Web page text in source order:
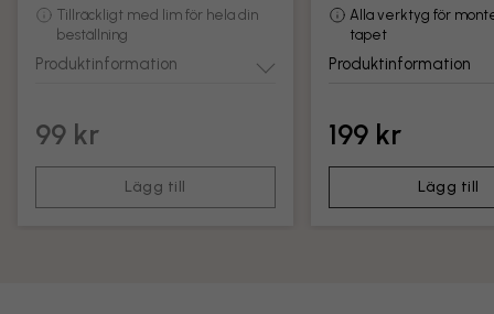
Tillräckligt med lim för hela din
beställning
Produktinformation
99 kr
Lägg till
Alla verktyg för
tapet
Produktinformation
199 kr
Lägg till